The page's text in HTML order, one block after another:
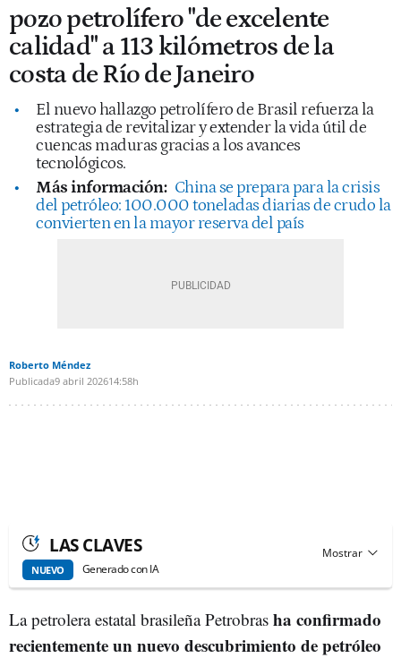
pozo petrolífero "de excelente
calidad" a 113 kilómetros de la
costa de Río de Janeiro
El nuevo hallazgo petrolífero de Brasil refuerza la
estrategia de revitalizar y extender la vida útil de
cuencas maduras gracias a los avances
tecnológicos.
Más información: China se prepara para la crisis
del petróleo: 100.000 toneladas diarias de crudo la
convierten en la mayor reserva del país
Roberto Méndez
Publicada9 abril 202614:58h
LAS CLAVES
NUEVO Generado con IA
La petrolera estatal brasileña Petrobras ha confirmado
recientemente unnuevo descubrimiento de petróleo